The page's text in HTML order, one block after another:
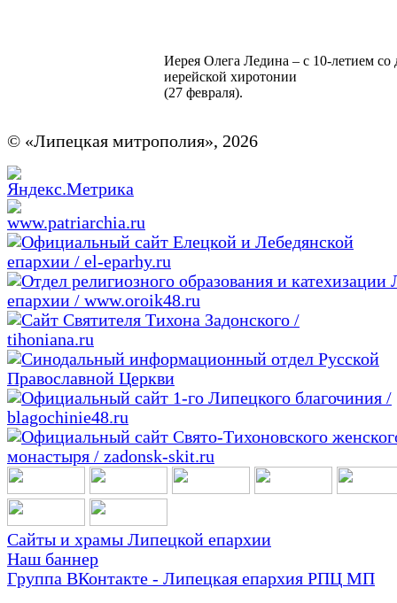
Иерея Олега Ледина – с 10-летием со
иерейской хиротонии
(27 февраля).
© «Липецкая митрополия», 2026
Сайты и храмы Липецкой епархии
Наш баннер
Группа ВКонтакте - Липецкая епархия РПЦ МП